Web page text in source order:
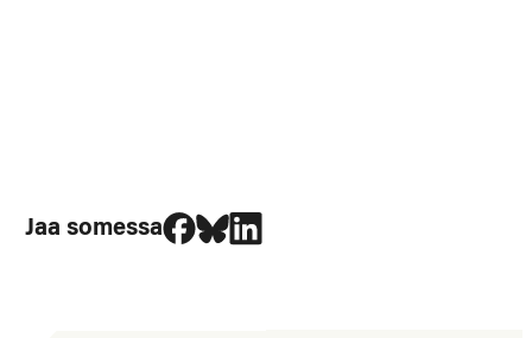
Jaa somessa
Jaa Facebookissa
Jaa Blueskyssa
Jaa LinkedIn:ssä